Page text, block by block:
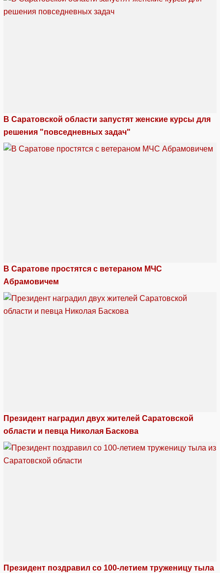
В Саратовской области запустят женские курсы для
решения "повседневных задач"
В Саратове простятся с ветераном МЧС
Абрамовичем
Президент наградил двух жителей Саратовской
области и певца Николая Баскова
Президент поздравил со 100-летием труженицу тыла